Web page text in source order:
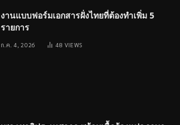
งานแบบฟอร์มเอกสารฝั่งไทยที่ต้องทำเพิ่ม 5
รายการ
ก.ค. 4, 2026 48 VIEWS